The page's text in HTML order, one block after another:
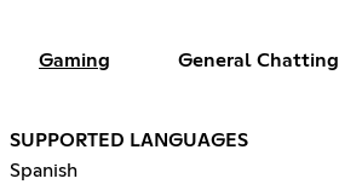
Gaming General Chatting
SUPPORTED LANGUAGES
Spanish